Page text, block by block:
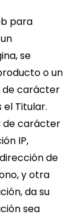
para
se
o un
de carácter
el Titular.
de carácter
IP,
de
y otra
da su
sea